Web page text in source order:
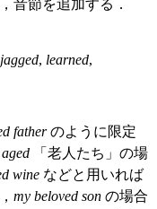
音節を追加する．
jagged, learned,
fatherのように限定
「老人たち」の場
wine などと用いれば
my beloved son の場合